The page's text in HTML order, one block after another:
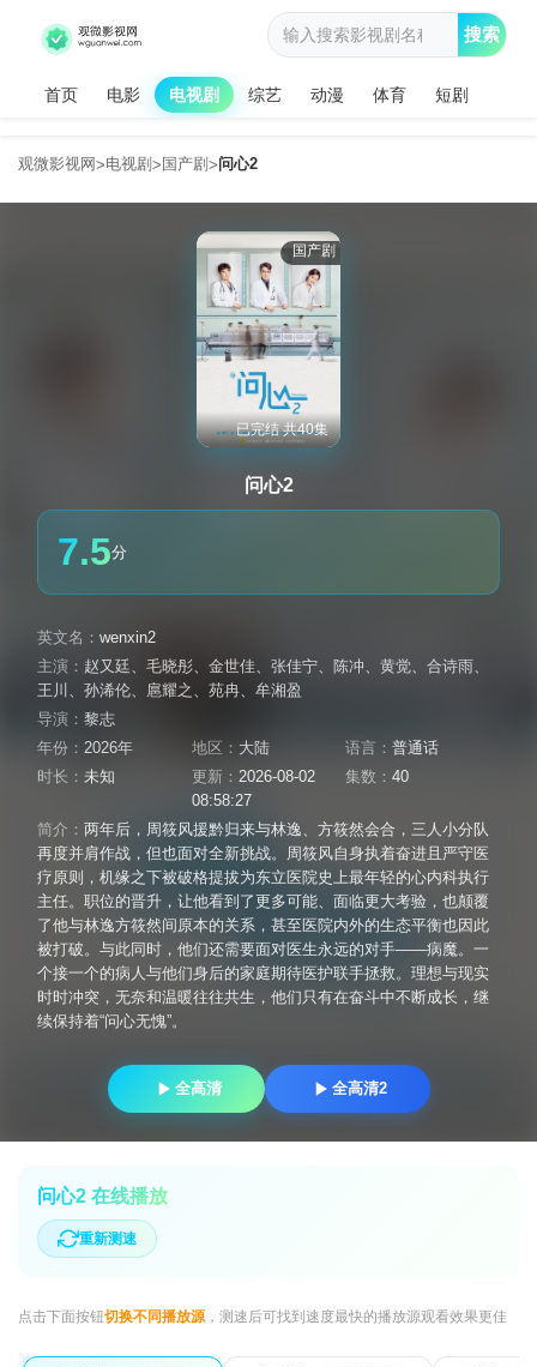
首页 电影 电视剧 综艺 动漫 体育 短剧
搜索
观微影视网>电视剧 > 国产剧 >问心2
国产剧
已完结 共40集
问心2
7.5分
英文名： wenxin2
主演： 赵又廷、 毛晓彤、 金世佳、 张佳宁、 陈冲、 黄觉、 合诗雨、
王川 、 孙浠伦、 扈耀之 、 苑冉、 牟湘盈
导演： 黎志
年份： 2026年 地区： 大陆 语言：普通话
时长： 未知 更新： 2026-08-02
08:58:27
集数：40
简介： 两年后，周筱风援黔归来与林逸、方筱然会合，三人小分队
再度并肩作战，但也面对全新挑战。周筱风自身执着奋进且严守医
疗原则，机缘之下被破格提拔为东立医院史上最年轻的心内科执行
主任。职位的晋升，让他看到了更多可能、面临更大考验，也颠覆
了他与林逸方筱然间原本的关系，甚至医院内外的生态平衡也因此
被打破。与此同时，他们还需要面对医生永远的对手——病魔。一
个接一个的病人与他们身后的家庭期待医护联手拯救。理想与现实
时时冲突，无奈和温暖往往共生，他们只有在奋斗中不断成长，继
续保持着“问心无愧”。
全高清 全高清2
问心2 在线播放
重新测速
点击下面按钮切换不同播放源，测速后可找到速度最快的播放源观看效果更佳